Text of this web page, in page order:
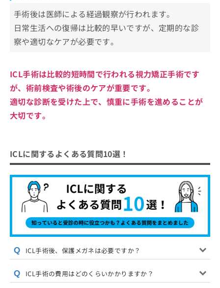
手術後は医師による経過観察が行われます。
日常生活への復帰は比較的早いですが、定期的な診
察や適切なケアが必要です。
ICL手術は比較的短時間で行われる視力矯正手術です
が、術前検査や術後のケアが重要です。
適切な診断を受けた上で、慎重に手術を進めることが
大切です。
ICLに関するよくある質問10選！
ICL手術後、保護メガネは必要ですか？
ICL手術の費用はどのくらいかかりますか？